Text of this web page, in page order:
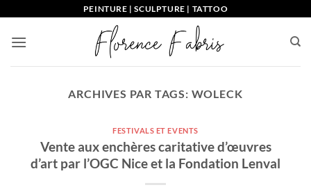
contenu
PEINTURE | SCULPTURE | TATTOO
ARCHIVES PAR TAGS: WOLECK
FESTIVALS ET EVENTS
Vente aux enchères caritative d’œuvres
d’art par l’OGC Nice et la Fondation Lenval